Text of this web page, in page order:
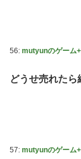
56: mutyunのゲーム
どうせ売れたら
57: mutyunのゲーム